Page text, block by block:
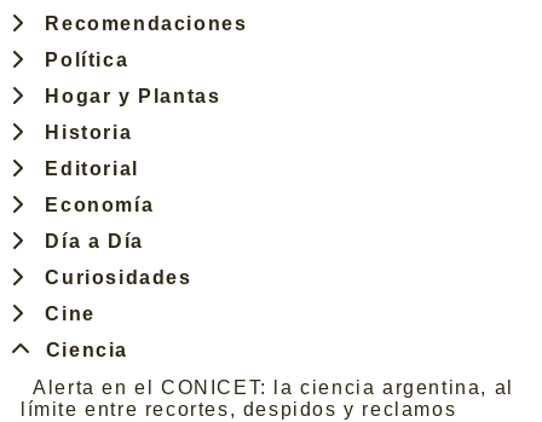
Recomendaciones
Política
Hogar y Plantas
Historia
Editorial
Economía
Día a Día
Curiosidades
Cine
Ciencia
Alerta en el CONICET: la ciencia argentina, al
límite entre recortes, despidos y reclamos